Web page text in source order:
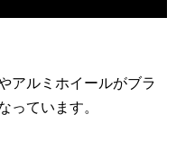
アルミホイールがブラ
っています。